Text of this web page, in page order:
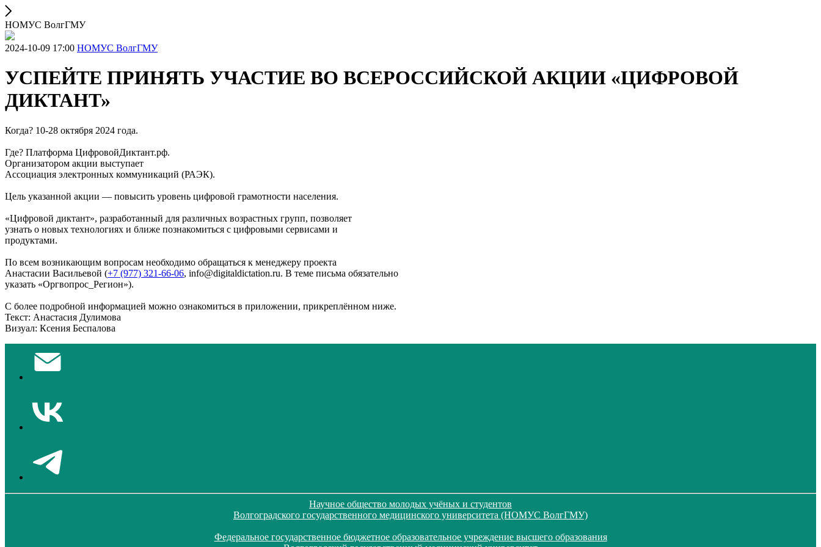
НОМУС ВолгГМУ
2024-10-09 17:00 НОМУС ВолгГМУ
УСПЕЙТЕ ПРИНЯТЬ УЧАСТИЕ ВО ВСЕРОССИЙСКОЙ АКЦИИ «ЦИФРОВОЙ
ДИКТАНТ»
Когда? 10-28 октября 2024 года.
Где? Платформа ЦифровойДиктант.рф.
Организатором акции выступает
Ассоциация электронных коммуникаций (РАЭК).
Цель указанной акции — повысить уровень цифровой грамотности населения.
«Цифровой диктант», разработанный для различных возрастных групп, позволяет
узнать о новых технологиях и ближе познакомиться с цифровыми сервисами и
продуктами.
По всем возникающим вопросам необходимо обращаться к менеджеру проекта
Анастасии Васильевой (+7 (977) 321-66-06, info@digitaldictation.ru. В теме письма обязательно
указать «Оргвопрос_Регион»).
С более подробной информацией можно ознакомиться в приложении, прикреплённом ниже.
Текст: Анастасия Дулимова
Визуал: Ксения Беспалова
Научное общество молодых учёных и студентов
Волгоградского государственного медицинского университета (НОМУС ВолгГМУ)
Федеральное государственное бюджетное образовательное учреждение высшего образования